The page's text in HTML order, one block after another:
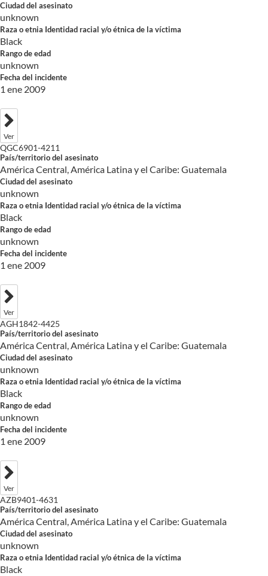
Ciudad del asesinato
unknown
Raza o etnia Identidad racial y/o étnica de la víctima
Black
Rango de edad
unknown
Fecha del incidente
1 ene 2009
Ver
QGC6901-4211
País/territorio del asesinato
América Central, América Latina y el Caribe: Guatemala
Ciudad del asesinato
unknown
Raza o etnia Identidad racial y/o étnica de la víctima
Black
Rango de edad
unknown
Fecha del incidente
1 ene 2009
Ver
AGH1842-4425
País/territorio del asesinato
América Central, América Latina y el Caribe: Guatemala
Ciudad del asesinato
unknown
Raza o etnia Identidad racial y/o étnica de la víctima
Black
Rango de edad
unknown
Fecha del incidente
1 ene 2009
Ver
AZB9401-4631
País/territorio del asesinato
América Central, América Latina y el Caribe: Guatemala
Ciudad del asesinato
unknown
Raza o etnia Identidad racial y/o étnica de la víctima
Black